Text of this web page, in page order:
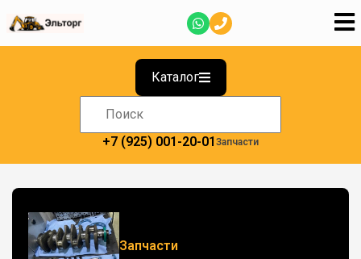
Каталог
+7 (925) 001-20-01 Запчасти
Запчасти